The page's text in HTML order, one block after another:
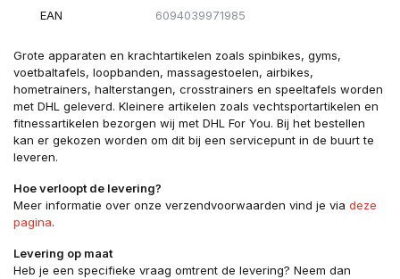
EAN 6094039971985
Grote apparaten en krachtartikelen zoals spinbikes, gyms,
voetbaltafels, loopbanden, massagestoelen, airbikes,
hometrainers, halterstangen, crosstrainers en speeltafels worden
met DHL geleverd. Kleinere artikelen zoals vechtsportartikelen en
fitnessartikelen bezorgen wij met DHL For You. Bij het bestellen
kan er gekozen worden om dit bij een servicepunt in de buurt te
leveren.
Hoe verloopt de levering?
Meer informatie over onze verzendvoorwaarden vind je via deze
pagina.
Levering op maat
Heb je een specifieke vraag omtrent de levering? Neem dan